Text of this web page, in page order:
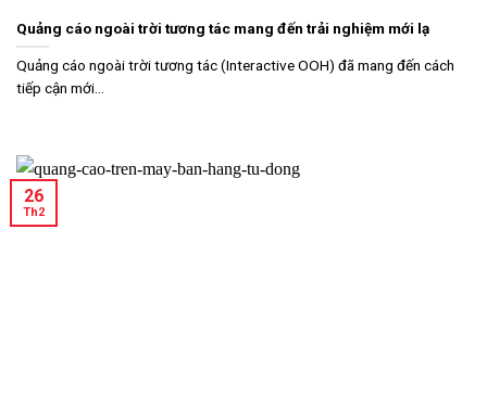
Quảng cáo ngoài trời tương tác mang đến trải nghiệm mới lạ
Quảng cáo ngoài trời tương tác (Interactive OOH) đã mang đến cách
tiếp cận mới...
26
Th2